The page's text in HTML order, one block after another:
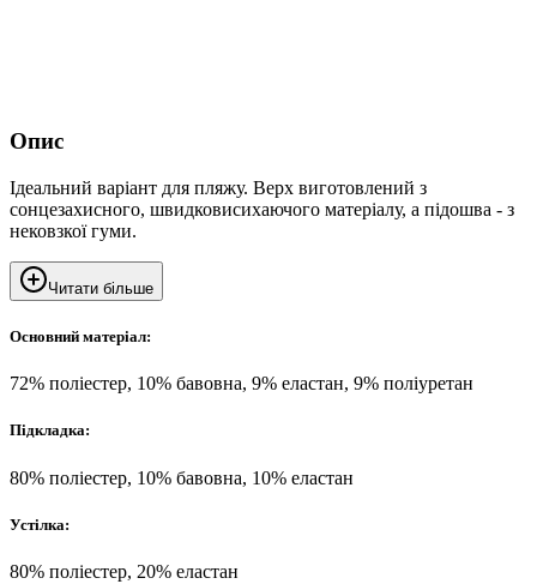
Опис
Ідеальний варіант для пляжу. Верх виготовлений з
сонцезахисного, швидковисихаючого матеріалу, а підошва - з
нековзкої гуми.
Читати більше
Основний матеріал:
72% поліестер, 10% бавовна, 9% еластан, 9% поліуретан
Підкладка:
80% поліестер, 10% бавовна, 10% еластан
Устілка:
80% поліестер, 20% еластан